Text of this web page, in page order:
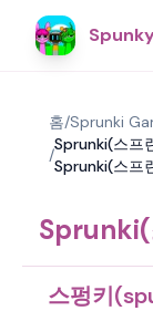
홈/Sprunki
/
Sprunki(스프
Sprunki(스프
스펑키